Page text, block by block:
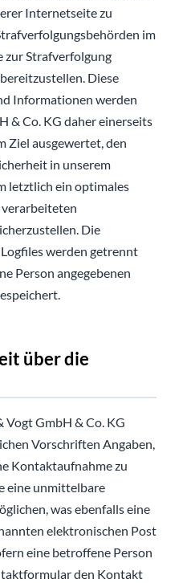
Internetseite zu
im
zur Strafverfolgung
Diese
Informationen werden
& Co. KG daher einerseits
Ziel ausgewertet, den
in unserem
letztlich ein optimales
verarbeiteten
Die
werden getrennt
Person angegebenen
über die
GmbH & Co. KG
Vorschriften Angaben,
Kontaktaufnahme zu
eine unmittelbare
was ebenfalls eine
elektronischen Post
eine betroffene Person
den Kontakt